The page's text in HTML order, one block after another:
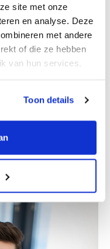
site met onze
en analyse. Deze
met andere
of die ze hebben
van hun services.
Toon details